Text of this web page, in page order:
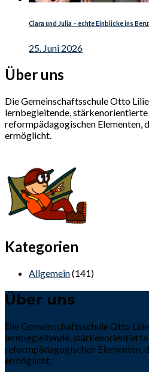
Clara und Julia – echte Einblicke ins
25. Juni 2026
Über uns
Die Gemeinschaftsschule Otto
lernbegleitende,
reformpädagogischen Elementen,
ermöglicht.
Kategorien
Allgemein(141)
Über uns
Die Gemeinschaftsschule Otto
lernbegleitende,
reformpädagogischen Elementen,
ermöglicht.